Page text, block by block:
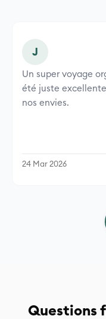
J
Un super voyage
été juste
nos envies.
24 Mar 2026
Questions